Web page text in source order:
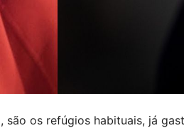
são os refúgios habituais, já